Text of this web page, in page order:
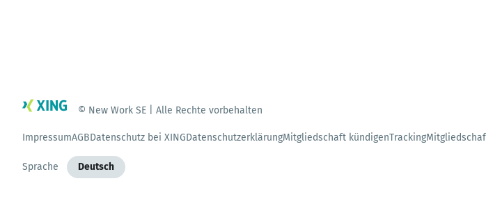
© New Work SE | Alle Rechte vorbehalten
ImpressumAGBDatenschutz bei XINGDatenschutzerklärungMitgliedschaft kündigenTracking
Sprache Deutsch